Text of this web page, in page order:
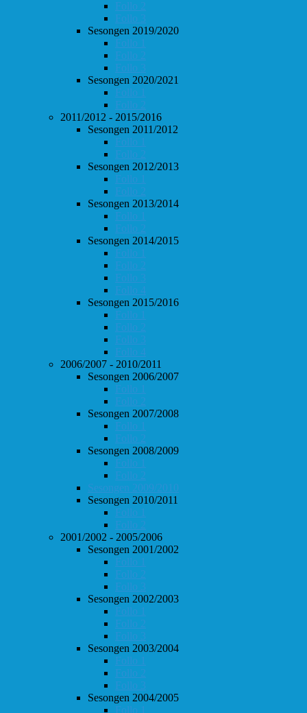
Follo 2
Follo 3
Sesongen 2019/2020
Follo 1
Follo 2
Follo 3
Sesongen 2020/2021
Follo 1
Follo 2
2011/2012 - 2015/2016
Sesongen 2011/2012
Follo 1
Follo 2
Sesongen 2012/2013
Follo 1
Follo 2
Sesongen 2013/2014
Follo 1
Follo 2
Sesongen 2014/2015
Follo 1
Follo 2
Follo 3
Follo 4
Sesongen 2015/2016
Follo 1
Follo 2
Follo 3
Follo 4
2006/2007 - 2010/2011
Sesongen 2006/2007
Follo 1
Follo 2
Sesongen 2007/2008
Follo 1
Follo 2
Sesongen 2008/2009
Follo 1
Follo 2
Sesongen 2009/2010
Sesongen 2010/2011
Follo 1
Follo 2
2001/2002 - 2005/2006
Sesongen 2001/2002
Follo 1
Follo 2
Follo 3
Sesongen 2002/2003
Follo 1
Follo 2
Follo 3
Sesongen 2003/2004
Follo 1
Follo 2
Follo 3
Sesongen 2004/2005
Follo 1